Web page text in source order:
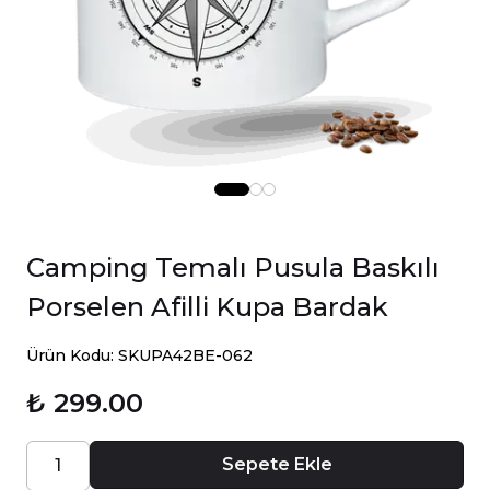
Camping Temalı Pusula Baskılı
Porselen Afilli Kupa Bardak
Ürün Kodu: SKUPA42BE-062
₺ 299.00
Sepete Ekle